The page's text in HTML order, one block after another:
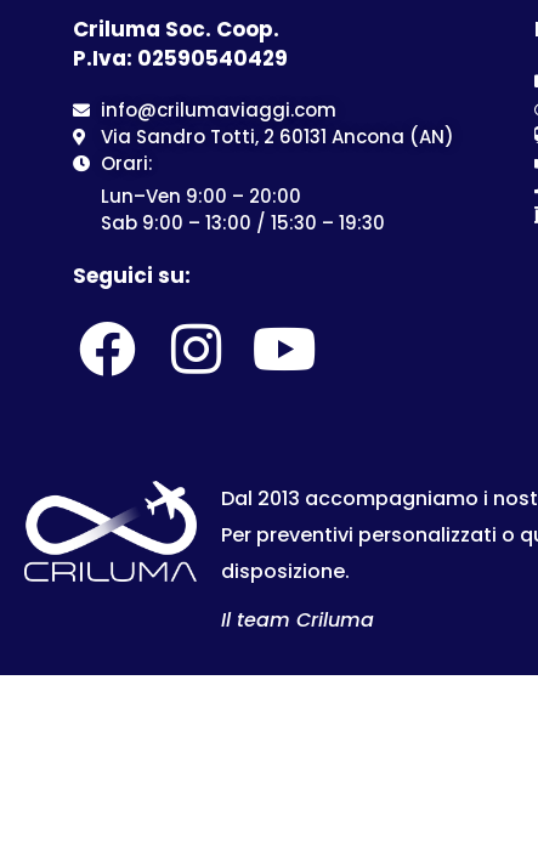
Criluma Soc. Coop.
P.Iva: 02590540429
info@crilumaviaggi.com
Via Sandro Totti, 2 60131 Ancona (AN)
Orari:
Lun–Ven 9:00 – 20:00
Sab 9:00 – 13:00 / 15:30 – 19:30
Seguici su:
Dal 2013 accompagniamo i
Per preventivi personalizzati o
disposizione.
Il team Criluma